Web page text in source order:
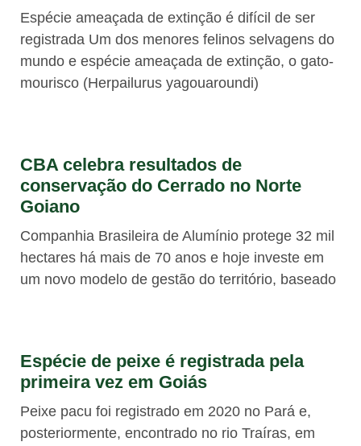
Espécie ameaçada de extinção é difícil de ser
registrada Um dos menores felinos selvagens do
mundo e espécie ameaçada de extinção, o gato-
mourisco (Herpailurus yagouaroundi)
CBA celebra resultados de
conservação do Cerrado no Norte
Goiano
Companhia Brasileira de Alumínio protege 32 mil
hectares há mais de 70 anos e hoje investe em
um novo modelo de gestão do território, baseado
Espécie de peixe é registrada pela
primeira vez em Goiás
Peixe pacu foi registrado em 2020 no Pará e,
posteriormente, encontrado no rio Traíras, em